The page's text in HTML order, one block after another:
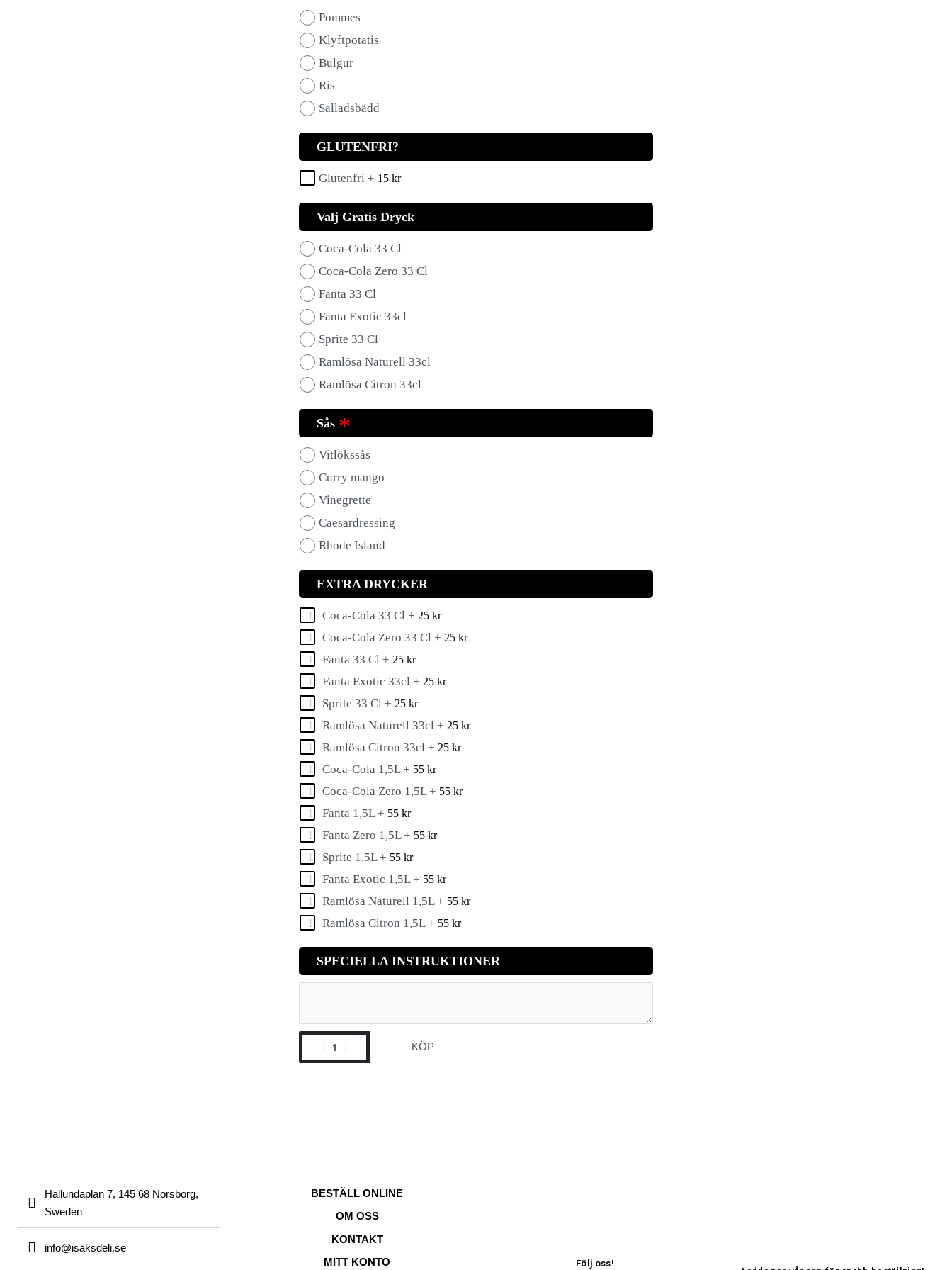
Pommes
Klyftpotatis
Bulgur
Ris
Salladsbädd
GLUTENFRI?
Glutenfri + 15 kr
Valj Gratis Dryck
Coca-Cola 33 Cl
Coca-Cola Zero 33 Cl
Fanta 33 Cl
Fanta Exotic 33cl
Sprite 33 Cl
Ramlösa Naturell 33cl
Ramlösa Citron 33cl
Sås
Vitlökssås
Curry mango
Vinegrette
Caesardressing
Rhode Island
EXTRA DRYCKER
Coca-Cola 33 Cl + 25 kr
Coca-Cola Zero 33 Cl + 25 kr
Fanta 33 Cl + 25 kr
Fanta Exotic 33cl + 25 kr
Sprite 33 Cl + 25 kr
Ramlösa Naturell 33cl + 25 kr
Ramlösa Citron 33cl + 25 kr
Coca-Cola 1,5L + 55 kr
Coca-Cola Zero 1,5L + 55 kr
Fanta 1,5L + 55 kr
Fanta Zero 1,5L + 55 kr
Sprite 1,5L + 55 kr
Fanta Exotic 1,5L + 55 kr
Ramlösa Naturell 1,5L + 55 kr
Ramlösa Citron 1,5L + 55 kr
SPECIELLA INSTRUKTIONER
KÖP
Hallundaplan 7, 145 68 Norsborg,
Sweden
info@isaksdeli.se
BESTÄLL ONLINE
OM OSS
KONTAKT
MITT KONTO
Följ oss!